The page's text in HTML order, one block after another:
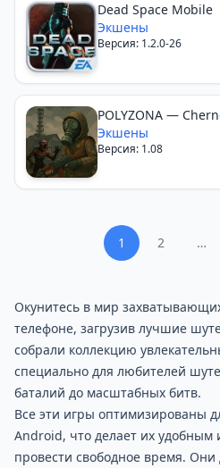
Dead Space Mobile
Экшены
Версия: 1.2.0-26
POLYZONA —
Экшены
Версия: 1.08
1 2 …
Окунитесь в мир
телефоне, загрузив лучшие
собрали коллекцию
специально для любителей
баталий до масштабных битв.
Все эти игры оптимизированы
Android, что делает их
провести свободное время. Они